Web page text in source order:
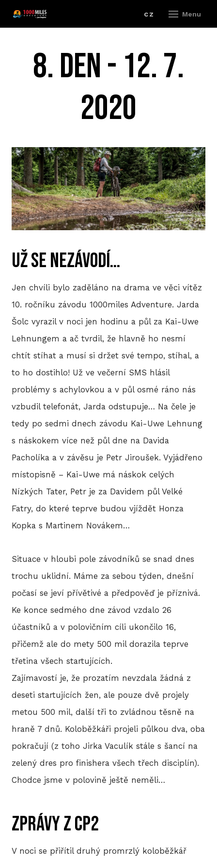
Menu
cz en
8. DEN - 12. 7.
2020
Už se nezávodí…
Jen chvíli bylo zaděláno na drama ve věci vítěz
10. ročníku závodu 1000miles Adventure. Jarda
Šolc vyrazil v noci jen hodinu a půl za Kai-Uwe
Lehnungem a ač tvrdil, že hlavně ho nesmí
chtít stíhat a musí si držet své tempo, stíhal, a
to ho dostihlo! Už ve večerní SMS hlásil
problémy s achylovkou a v půl osmé ráno nás
vzbudil telefonát, Jarda odstupuje… Na čele je
tedy po sedmi dnech závodu Kai-Uwe Lehnung
s náskokem více než půl dne na Davida
Pacholíka a v závěsu je Petr Jiroušek. Vyjádřeno
místopisně – Kai-Uwe má náskok celých
Nízkých Tater, Petr je za Davidem půl Velké
Fatry, do které teprve budou vjíždět Honza
Kopka s Martinem Novákem…
Situace v hloubi pole závodníků se snad dnes
trochu uklidní. Máme za sebou týden, dnešní
počasí se jeví přívětivé a předpověď je příznivá.
Ke konce sedmého dne závod vzdalo 26
účastníků a v polovičním cíli ukončilo 16,
přičemž ale do mety 500 mil dorazila teprve
třetina všech startujících.
Zajímavostí je, že prozatím nevzdala žádná z
deseti startujících žen, ale pouze dvě projely
metou 500 mil, další tři to zvládnou těsně na
hraně 7 dnů. Koloběžkáři projeli půlkou dva, oba
pokračují (z toho Jirka Vaculík stále s šancí na
zelený dres pro finishera všech třech disciplín).
Chodce jsme v polovině ještě neměli…
ZPRÁVY Z CP2
V noci se přiřítil druhý promrzlý koloběžkář